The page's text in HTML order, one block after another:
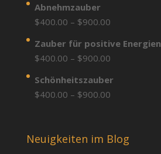
Abnehmzauber
$400.00 – $900.00Price
$400.00
$900.00
Zauber für positive Energien
$400.00 – $900.00Price
$400.00
Schönheitszauber
$400.00 – $900.00Price
through
Neuigkeiten im Blog